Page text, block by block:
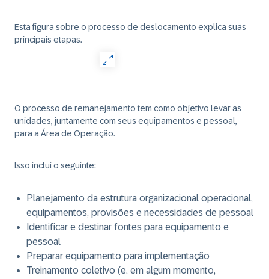
Esta figura sobre o processo de deslocamento explica suas
principais etapas.
O processo de remanejamento tem como objetivo levar as
unidades, juntamente com seus equipamentos e pessoal,
para a Área de Operação.
Isso inclui o seguinte:
Planejamento da estrutura organizacional operacional,
equipamentos, provisões e necessidades de pessoal
Identificar e destinar fontes para equipamento e
pessoal
Preparar equipamento para implementação
Treinamento coletivo (e, em algum momento,